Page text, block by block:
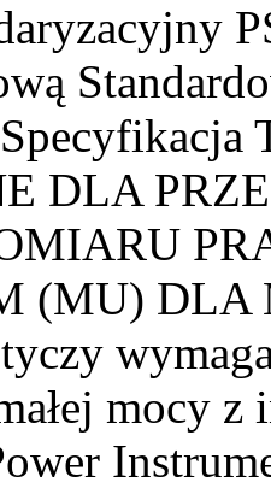
DLA
(MU) DLA
mocy